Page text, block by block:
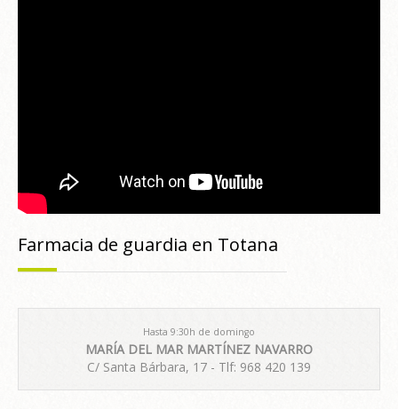
Farmacia de guardia en Totana
Hasta 9:30h de domingo
MARÍA DEL MAR MARTÍNEZ NAVARRO
C/ Santa Bárbara, 17 - Tlf: 968 420 139